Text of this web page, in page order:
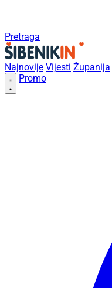
Pretraga
Najnovije Vijesti Županija
Promo